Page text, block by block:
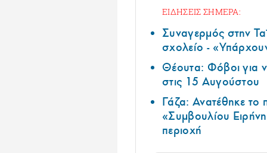
ΕΙΔΗΣΕΙΣ ΣΗΜΕΡΑ:
Συναγερμός στην
σχολείο -
Θέουτα: Φόβοι για
στις 15 Αυγούστου
Γάζα: Ανατέθηκε το
«Συμβουλίου
περιοχή